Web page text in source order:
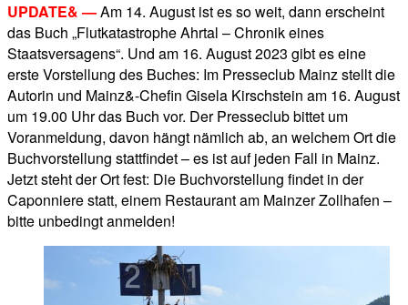
UPDATE& —Am 14. August ist es so weit, dann erscheint
das Buch „Flutkatastrophe Ahrtal – Chronik eines
Staatsversagens“. Und am 16. August 2023 gibt es eine
erste Vorstellung des Buches: Im Presseclub Mainz stellt die
Autorin und Mainz&-Chefin Gisela Kirschstein am 16. August
um 19.00 Uhr das Buch vor. Der Presseclub bittet um
Voranmeldung, davon hängt nämlich ab, an welchem Ort die
Buchvorstellung stattfindet – es ist auf jeden Fall in Mainz.
Jetzt steht der Ort fest: Die Buchvorstellung findet in der
Caponniere statt, einem Restaurant am Mainzer Zollhafen –
bitte unbedingt anmelden!